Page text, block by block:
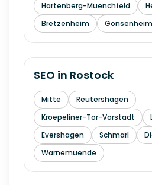
Hartenberg-Muenchfeld
Bretzenheim
Gonsenheim
SEO in Rostock
Mitte
Reutershagen
Kroepeliner-Tor-Vorstadt
Evershagen
Schmarl
Warnemuende